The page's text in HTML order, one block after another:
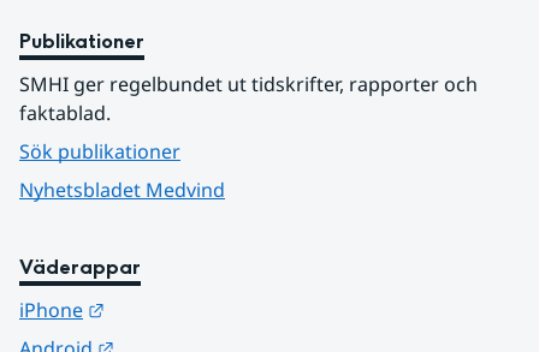
Publikationer
SMHI ger regelbundet ut tidskrifter, rapporter och
faktablad.
Sök publikationer
Nyhetsbladet Medvind
Väderappar
iPhone